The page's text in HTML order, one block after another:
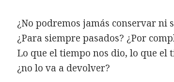
¿No podremos jamás conservar ni
¿Para siempre pasados? ¿Por
Lo que el tiempo nos dio, lo que el
¿no lo va a devolver?